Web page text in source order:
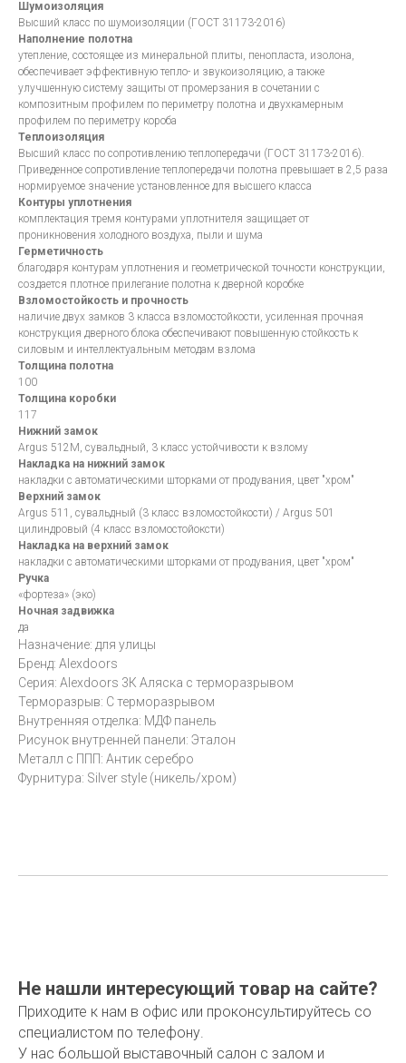
Шумоизоляция
Высший класс по шумоизоляции (ГОСТ 31173-2016)
Наполнение полотна
утепление, состоящее из минеральной плиты, пенопласта, изолона,
обеспечивает эффективную тепло- и звукоизоляцию, а также
улучшенную систему защиты от промерзания в сочетании с
композитным профилем по периметру полотна и двухкамерным
профилем по периметру короба
Теплоизоляция
Высший класс по сопротивлению теплопередачи (ГОСТ 31173-2016).
Приведенное сопротивление теплопередачи полотна превышает в 2,5 раза
нормируемое значение установленное для высшего класса
Контуры уплотнения
комплектация тремя контурами уплотнителя защищает от
проникновения холодного воздуха, пыли и шума
Герметичность
благодаря контурам уплотнения и геометрической точности конструкции,
создается плотное прилегание полотна к дверной коробке
Взломостойкость и прочность
наличие двух замков 3 класса взломостойкости, усиленная прочная
конструкция дверного блока обеспечивают повышенную стойкость к
силовым и интеллектуальным методам взлома
Толщина полотна
100
Толщина коробки
117
Нижний замок
Argus 512М, сувальдный, 3 класс устойчивости к взлому
Накладка на нижний замок
накладки с автоматическими шторками от продувания, цвет "хром"
Верхний замок
Argus 511, сувальдный (3 класс взломостойкости) / Argus 501
цилиндровый (4 класс взломостойоксти)
Накладка на верхний замок
накладки с автоматическими шторками от продувания, цвет "хром"
Ручка
«фортеза» (эко)
Ночная задвижка
да
Назначение: для улицы
Бренд: Alexdoors
Серия: Alexdoors 3К Аляска с терморазрывом
Терморазрыв: С терморазрывом
Внутренняя отделка: МДФ панель
Рисунок внутренней панели: Эталон
Металл с ППП: Антик серебро
Фурнитура: Silver style (никель/хром)
Не нашли интересующий товар на сайте?
Приходите к нам в офис или проконсультируйтесь со
специалистом по телефону.
У нас большой выставочный салон с залом и